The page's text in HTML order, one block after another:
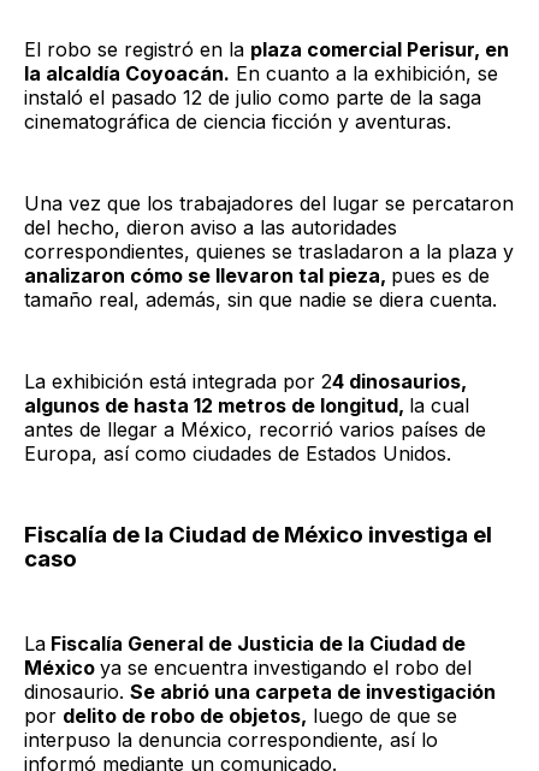
El robo se registró en la plaza comercial Perisur, en
la alcaldía Coyoacán. En cuanto a la exhibición, se
instaló el pasado 12 de julio como parte de la saga
cinematográfica de ciencia ficción y aventuras.
Una vez que los trabajadores del lugar se percataron
del hecho, dieron aviso a las autoridades
correspondientes, quienes se trasladaron a la plaza y
analizaron cómo se llevaron tal pieza, pues es de
tamaño real, además, sin que nadie se diera cuenta.
La exhibición está integrada por 24 dinosaurios,
algunos de hasta 12 metros de longitud, la cual
antes de llegar a México, recorrió varios países de
Europa, así como ciudades de Estados Unidos.
Fiscalía de la Ciudad de México investiga el
caso
La Fiscalía General de Justicia de la Ciudad de
México ya se encuentra investigando el robo del
dinosaurio. Se abrió una carpeta de investigación
por delito de robo de objetos, luego de que se
interpuso la denuncia correspondiente, así lo
informó mediante un comunicado.